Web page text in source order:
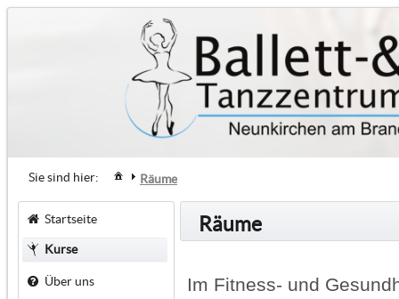
Sie sind hier: Räume
Startseite
Kurse
Über uns
Räume
Im Fitness- und